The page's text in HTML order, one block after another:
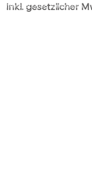
inkl. gesetzlicher
DatenschutzAGB´sImpressum